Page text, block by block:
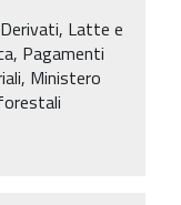
Latte e
Pagamenti
Ministero